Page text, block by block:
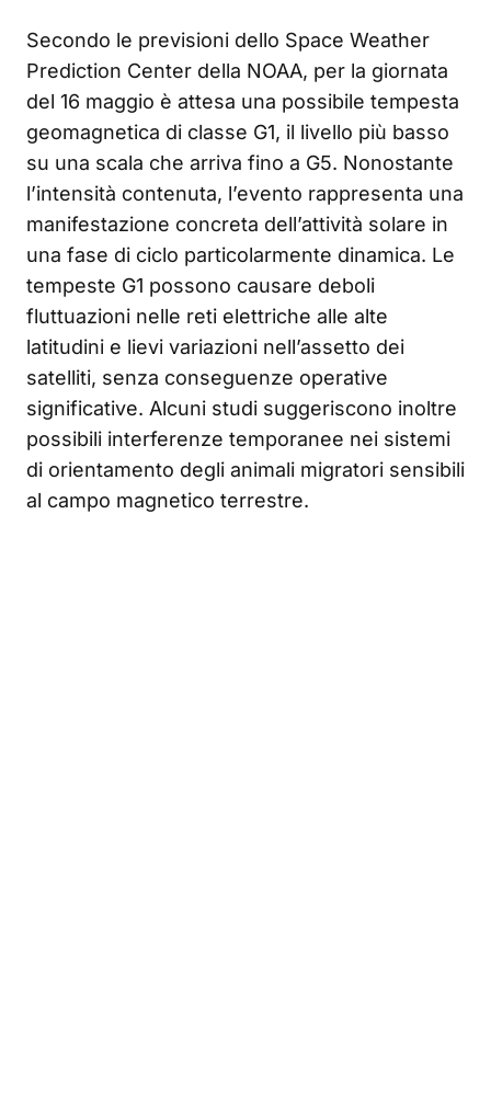
Secondo le previsioni dello Space Weather
Prediction Center della NOAA, per la giornata
del 16 maggio è attesa una possibile tempesta
geomagnetica di classe G1, il livello più basso
su una scala che arriva fino a G5. Nonostante
l’intensità contenuta, l’evento rappresenta una
manifestazione concreta dell’attività solare in
una fase di ciclo particolarmente dinamica. Le
tempeste G1 possono causare deboli
fluttuazioni nelle reti elettriche alle alte
latitudini e lievi variazioni nell’assetto dei
satelliti, senza conseguenze operative
significative. Alcuni studi suggeriscono inoltre
possibili interferenze temporanee nei sistemi
di orientamento degli animali migratori sensibili
al campo magnetico terrestre.